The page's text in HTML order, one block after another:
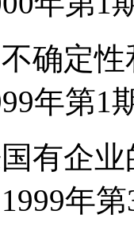
不确定
年第1
国有企
年